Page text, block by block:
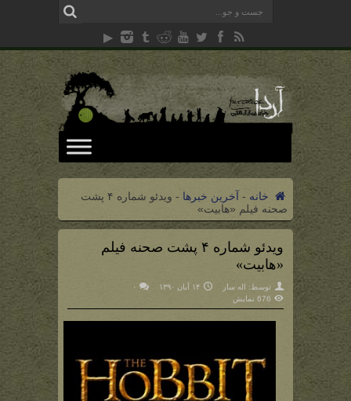
خانه - آخرین خبرها -
ویدئو شماره ۴ پشت
صحنه فیلم «هابیت»
ویدئو شماره ۴ پشت صحنه فیلم
«هابیت»
توسط: اله سار ۱۴ آبان ۱۳۹۰
۰
676 نمایش